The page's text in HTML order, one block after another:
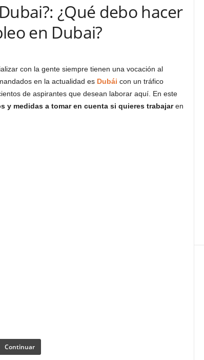
¿Qué debo hacer
en Dubai?
con la gente siempre tienen una vocación al
en la actualidad es Dubái con un tráfico
de aspirantes que desean laborar aquí. En este
y medidas a tomar en cuenta si quieres trabajaren
Continuar